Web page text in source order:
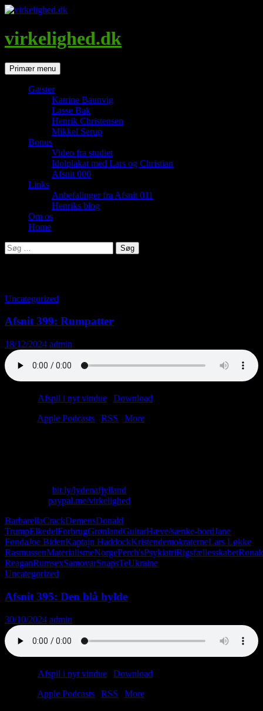
Hop
indhold
virkelighed.dk
SøgPrimær menu
Gæster
Katrine Baunvig
Lasse Bak
Henrik Christensen
Mikkel Serup
Bonus
Video fra studiet
Idolplakat med Lars og Christian
Afsnit 000
Links
Anbefalinger fra Afsnit 011
Henriks blog
Om os
Home
Søg
efter:
Uncategorized
Afsnit 399: Rumpatter
18/12/2024 admin
Afspil i nyt vindue Download
Apple Podcasts RSS
More
bit.ly/lydenafjylland
paypal.me/virkelighed
BarbarellaCrackDemensDonald
TrumpElkedelForbrugGrønlandGuitarHæve/sænke-bordJane
FondaJoe BidenKaptajn HaddockKristendemokraterneLars Løkke
RasmussenMaterialismeNorgePerch'sPsykiatriRigsfællesskabet
ReaganRumsexSamovarSnapsTeUkraine
Uncategorized
Afsnit 395: Den blå hylde
30/10/2024 admin
Afspil i nyt vindue Download
Apple Podcasts RSS
More